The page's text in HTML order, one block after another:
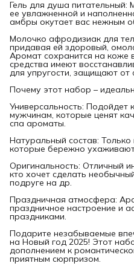
Гель для душа питательный:
ее увлажненной и
амбры окутает вас нежным
Молочко афродизиак для
придавая ей здоровый,
Аромат сохранится на коже
средства имеют
для упругости, защищают от
Почему этот набор –
Универсальность: Подойдет
мужчинам, которые ценят
спа ароматы.
Натуральный состав:
которые бережно
Оригинальность: Отличный
кто хочет сделать
подруге на др.
Праздничная атмосфера:
праздничное настроение и
праздниками.
Подарите незабываемые
на Новый год 2025! Этот
дополнением к
приятным сюрпризом.